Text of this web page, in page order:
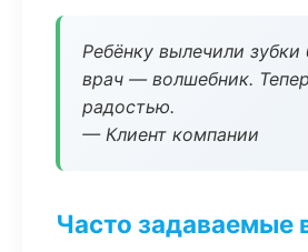
Ребёнку вылечили зубки
врач — волшебник.
радостью.
— Клиент компании
Часто задаваемые